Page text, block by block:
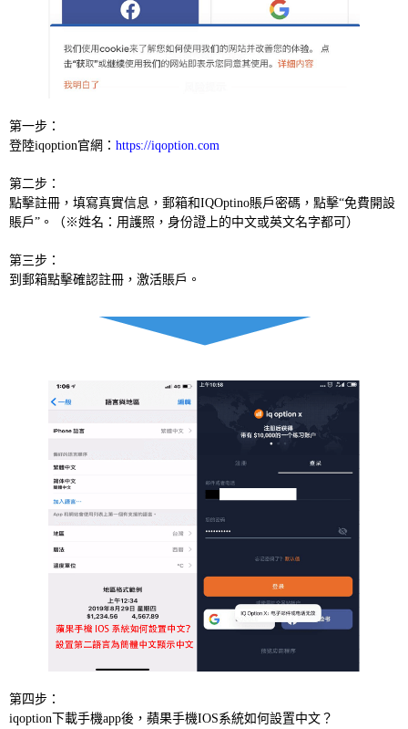
第一步：
登陸iqoption官網： https://iqoption.com
第二步：
點擊註冊，填寫真實信息，郵箱和IQOptino賬戶密碼，點擊“免費開設
賬戶”。（※姓名：用護照，身份證上的中文或英文名字都可）
第三步：
到郵箱點擊確認註冊，激活賬戶。
第四步：
iqoption下載手機app後，蘋果手機IOS系統如何設置中文？